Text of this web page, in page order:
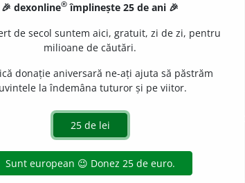
savantă cu semnificația:
🎉 dexonline® împlinește 25 de ani 🎉
de secol suntem aici, gratuit, zi de zi, pentru
milioane de căutări.
donație aniversară ne-ați ajuta să păstrăm
la îndemâna tuturor și pe viitor.